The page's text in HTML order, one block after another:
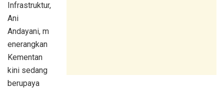
Infrastruktur,
Ani
Andayani, m
enerangkan
Kementan
kini sedang
berupaya